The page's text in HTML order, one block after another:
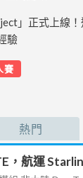
」正式上線！
驗
賽
熱門
，航運